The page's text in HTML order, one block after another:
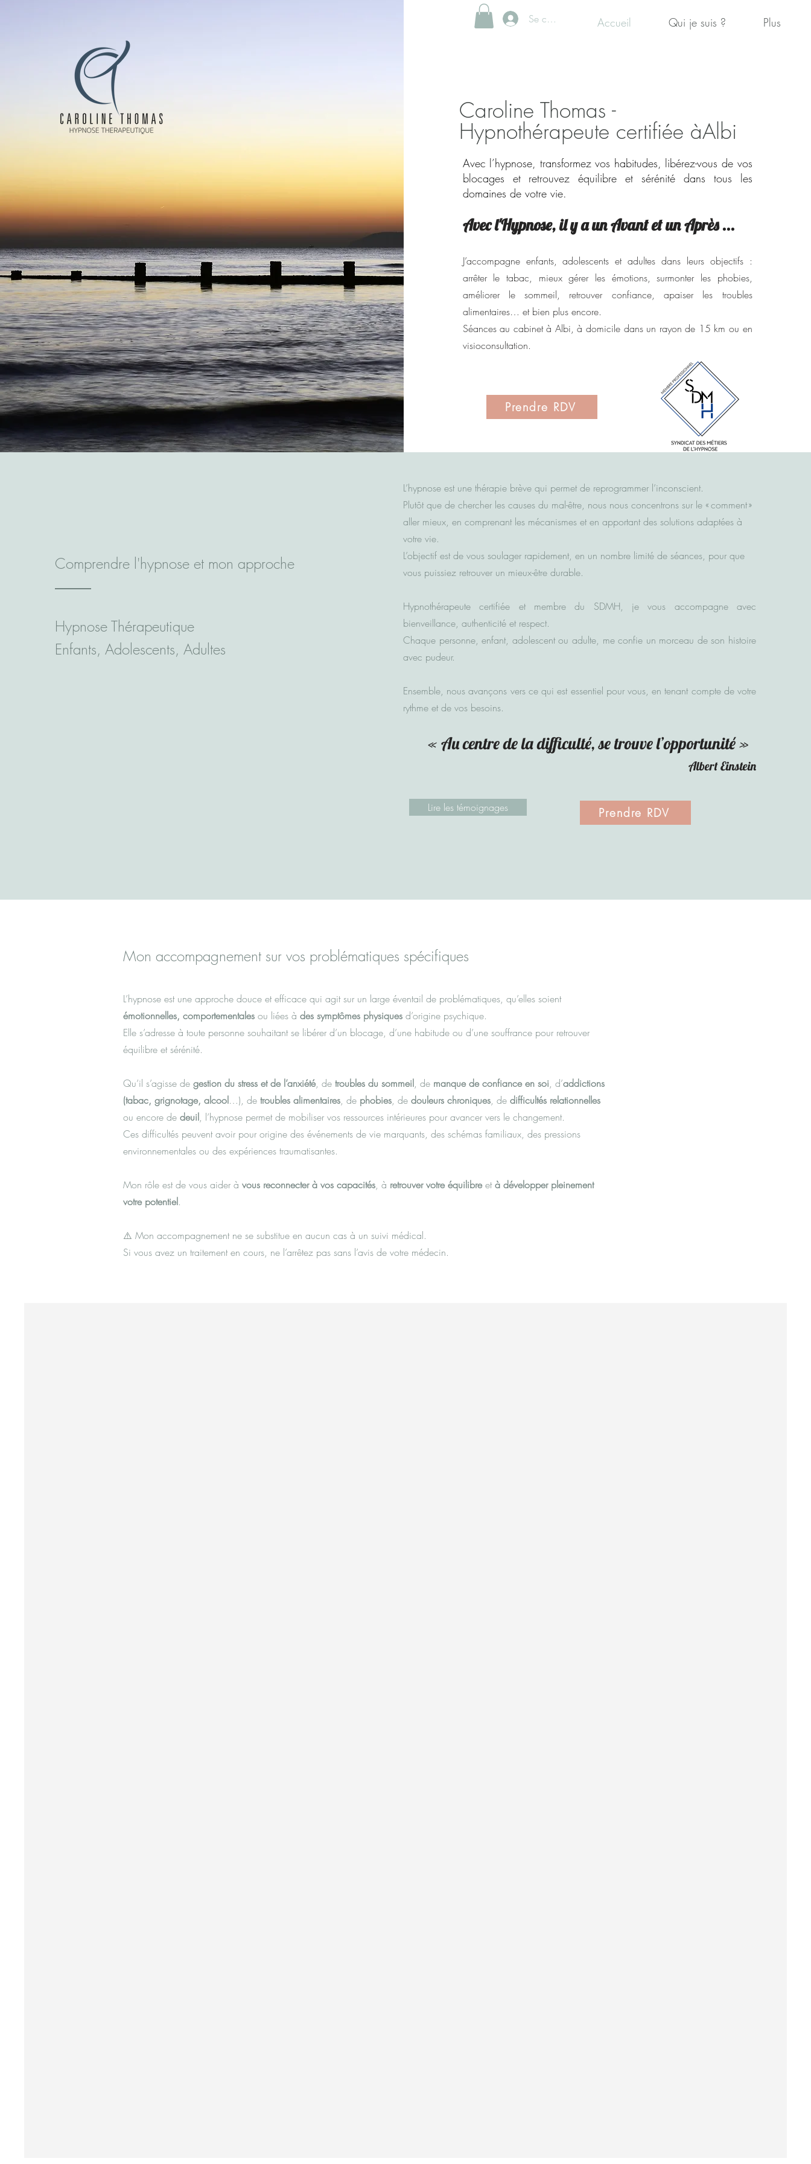
Accueil Qui je suis ? Plus
Se connecter
Caroline Thomas -
Hypnothérapeute certifiée àAlbi
Avec l’hypnose, transformez vos habitudes, libérez-vous de vos
blocages et retrouvez équilibre et sérénité dans tous les
domaines de votre vie.
Avec l'Hypnose, il y a un Avant et un Après...
J’accompagne enfants, adolescents et adultes dans leurs objectifs :
arrêter le tabac, mieux gérer les émotions, surmonter les phobies,
améliorer le sommeil, retrouver confiance, apaiser les troubles
alimentaires… et bien plus encore.
Séances au cabinet à Albi, à domicile dans un rayon de 15 km ou en
visioconsultation.
Prendre RDV
Comprendre l'hypnose et mon approche
Hypnose Thérapeutique
Enfants, Adolescents, Adultes
L’hypnose est une thérapie brève qui permet de reprogrammer l’inconscient.
Plutôt que de chercher les causes du mal-être, nous nous concentrons sur le « comment »
aller mieux, en comprenant les mécanismes et en apportant des solutions adaptées à
votre vie.
L’objectif est de vous soulager rapidement, en un nombre limité de séances, pour que
vous puissiez retrouver un mieux-être durable.
Hypnothérapeute certifiée et membre du SDMH, je vous accompagne avec
bienveillance, authenticité et respect.
Chaque personne, enfant, adolescent ou adulte, me confie un morceau de son histoire
avec pudeur.
Ensemble, nous avançons vers ce qui est essentiel pour vous, en tenant compte de votre
rythme et de vos besoins.
« Au centre de la difficulté, se trouve l’opportunité »
Albert Einstein
Lire les témoignages Prendre RDV
Mon accompagnement sur vos problématiques spécifiques
L’hypnose est une approche douce et efficace qui agit sur un large éventail de problématiques, qu’elles soient
émotionnelles, comportementales ou liées à des symptômes physiques d’origine psychique.
Elle s’adresse à toute personne souhaitant se libérer d’un blocage, d’une habitude ou d’une souffrance pour retrouver
équilibre et sérénité.
Qu’il s’agisse de gestion du stress et de l’anxiété, de troubles du sommeil, de manque de confiance en soi, d’addictions
(tabac, grignotage, alcool…), de troubles alimentaires, de phobies, de douleurs chroniques, de difficultés relationnelles
ou encore de deuil, l’hypnose permet de mobiliser vos ressources intérieures pour avancer vers le changement.
Ces difficultés peuvent avoir pour origine des événements de vie marquants, des schémas familiaux, des pressions
environnementales ou des expériences traumatisantes.
Mon rôle est de vous aider à vous reconnecter à vos capacités, à retrouver votre équilibreetà développer pleinement
votre potentiel.
⚠️ Mon accompagnement ne se substitue en aucun cas à un suivi médical.
Si vous avez un traitement en cours, ne l’arrêtez pas sans l’avis de votre médecin.